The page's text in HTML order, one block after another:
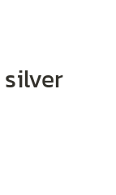
silver